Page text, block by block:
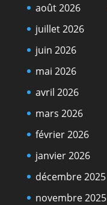
août 2026
juillet 2026
juin 2026
mai 2026
avril 2026
mars 2026
février 2026
janvier 2026
décembre 2025
novembre 2025